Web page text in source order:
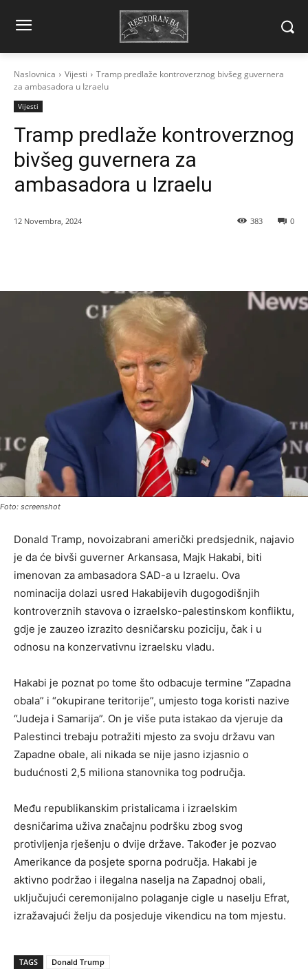
Naslovnica Vijesti
Tramp predlaže kontroverznog bivšeg guvernera
za ambasadora u Izraelu
Vijesti
Tramp predlaže kontroverznog
bivšeg guvernera za
ambasadora u Izraelu
12 Novembra, 2024 0
383
Foto: screenshot
Donald Tramp, novoizabrani američki predsjednik, najavio
je da će bivši guverner Arkansasa, Majk Hakabi, biti
imenovan za ambasadora SAD-a u Izraelu. Ova
nominacija dolazi usred Hakabijevih dugogodišnjih
kontroverznih stavova o izraelsko-palestinskom konfliktu,
gdje je zauzeo izrazito desničarsku poziciju, čak i u
odnosu na konzervativnu izraelsku vladu.
Hakabi je poznat po tome što odbacuje termine “Zapadna
obala” i “okupirane teritorije”, umjesto toga koristi nazive
“Judeja i Samarija”. On je više puta istakao da vjeruje da
Palestinci trebaju potražiti mjesto za svoju državu van
Zapadne obale, ali nikada se nije jasno izjasnio o
budućnosti 2,5 miliona stanovnika tog područja.
Među republikanskim pristalicama i izraelskim
desničarima uživa značajnu podršku zbog svog
protivljenja rješenju o dvije države. Također je pozvao
Amerikance da posjete sporna područja. Hakabi je
aktivno podržao i ilegalna naselja na Zapadnoj obali,
uključujući ceremonijalno polaganje cigle u naselju Efrat,
izražavajući želju da posjeduje vikendicu na tom mjestu.
TAGS Donald Trump